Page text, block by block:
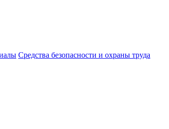
Средства безопасности и охраны труда